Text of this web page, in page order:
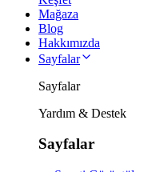
Mağaza
Blog
Hakkımızda
Sayfalar
Sayfalar
Yardım & Destek
Sayfalar